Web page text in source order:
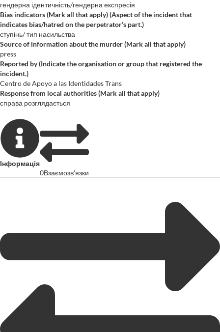
гендерна ідентичність/гендерна експресія
Bias indicators (Mark all that apply) (Aspect of the incident that
indicates bias/hatred on the perpetrator’s part.)
ступінь/ тип насильства
Source of information about the murder (Mark all that apply)
press
Reported by (Indicate the organisation or group that registered the
incident.)
Centro de Apoyo a las Identidades Trans
Response from local authorities (Mark all that apply)
справа розглядається
Інформація
0Взаємозв'язки